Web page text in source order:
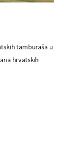
tamburaša u
hrvatskih